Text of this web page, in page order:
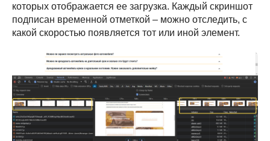
которых отображается ее загрузка. Каждый скриншот
подписан временной отметкой – можно отследить, с
какой скоростью появляется тот или иной элемент.